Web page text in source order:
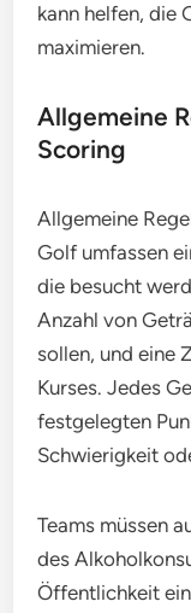
kann helfen, die
maximieren.
Allgemeine
Scoring
Allgemeine
Golf umfassen
die besucht
Anzahl von
sollen, und eine
Kurses. Jedes
festgelegten
Schwierigkeit
Teams müssen
des
Öffentlichkeit